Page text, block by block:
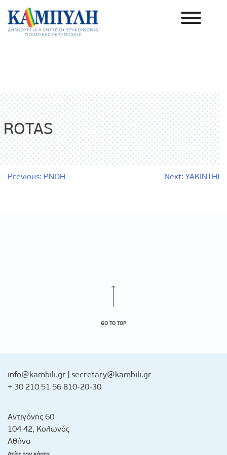
Skip
content
ROTAS
Πλοήγηση
Previous: PNOH Next: YAKINTHI
GO TO TOP
info@kambili.gr secretary@kambili.gr
+ 30 210 51 56 810-20-30
Αντιγόνης 60
104 42, Κολωνός
Αθήνα